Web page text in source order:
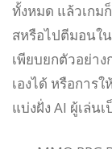
ทั้งหมด แล้วเกม
สหรือไปตีมอนใ
เพียบยกตัวอย่า
เองได้ หรือการ
แบ่งฝั่ง AI ผู้เล่น